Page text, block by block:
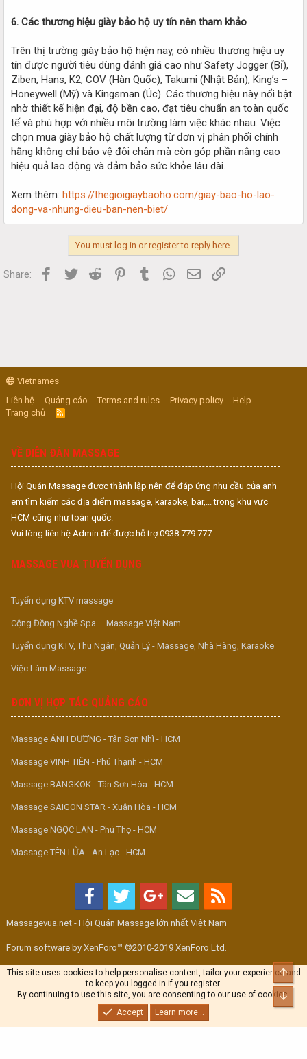
6. Các thương hiệu giày bảo hộ uy tín nên tham khảo
Trên thị trường giày bảo hộ hiện nay, có nhiều thương hiệu uy
tín được người tiêu dùng đánh giá cao như Safety Jogger (Bỉ),
Ziben, Hans, K2, COV (Hàn Quốc), Takumi (Nhật Bản), King’s –
Honeywell (Mỹ) và Kingsman (Úc). Các thương hiệu này nổi bật
nhờ thiết kế hiện đại, độ bền cao, đạt tiêu chuẩn an toàn quốc
tế và phù hợp với nhiều môi trường làm việc khác nhau. Việc
chọn mua giày bảo hộ chất lượng từ đơn vị phân phối chính
hãng không chỉ bảo vệ đôi chân mà còn góp phần nâng cao
hiệu quả lao động và đảm bảo sức khỏe lâu dài.
Xem thêm: https://thegioigiaybaoho.com/giay-bao-ho-lao-
dong-va-nhung-dieu-ban-nen-biet/
You must log in or register to reply here.
Share: Facebook
Twitter Reddit PinterestTumblr WhatsApp
Email
Vietnames
Liên hệ
Quảng cáo Terms and rules Privacy policy
Help
Trang chủ
R
S
VỀ DIỄN ĐÀN MASSAGE
Hội Quán Massage được thành lập nên để đáp ứng nhu cầu của anh
em tìm kiếm các địa điểm massage, karaoke, bar,... trong khu vực
HCM cũng như toàn quốc.
Vui lòng liên hệ Admin để được hỗ trợ 0938.779.777
MASSAGE VUA TUYỂN DỤNG
Tuyển dụng KTV massage
Cộng Đồng Nghề Spa – Massage Việt Nam
Tuyển dụng KTV, Thu Ngân, Quản Lý - Massage, Nhà Hàng, Karaoke
Việc Làm Massage
ĐƠN VỊ HỢP TÁC QUẢNG CÁO
Massage ÁNH DƯƠNG - Tân Sơn Nhì - HCM
Massage VINH TIÊN - Phú Thạnh - HCM
Massage BANGKOK - Tân Sơn Hòa - HCM
Massage SAIGON STAR - Xuân Hòa - HCM
Massage NGỌC LAN - Phú Thọ - HCM
Massage TÊN LỬA - An Lạc - HCM
Massagevua.net - Hội Quán Massage lớn nhất Việt Nam
Forum software by XenForo™ ©2010-2019 XenForo Ltd.
This site uses cookies to help personalise content, tailor your experience and
to keep you logged in if you register.
By continuing to use this site, you are consenting to our use of cookies.
Accept
Learn more...
Top